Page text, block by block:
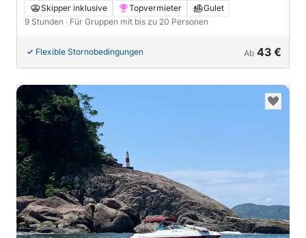
ganzer Tag voller Magie auf einer Gulet
Skipper inklusive Topvermieter
Gulet
9 Stunden · Für Gruppen mit bis zu 20 Personen
Flexible Stornobedingungen Ab 43 €